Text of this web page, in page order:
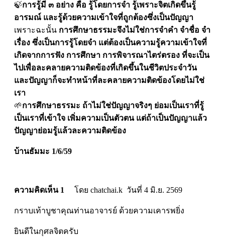
🍃การรู้มี ๓ อย่าง คือ รู้โดยการจำ รู้เพราะจิตเกิดขึ้นรู้
อารมณ์ และรู้ด้วยความเข้าใจที่ถูกต้องซึ่งเป็นปัญญา
เพราะฉะนั้น การศึกษาธรรมะจึงไม่ใช่การจำคำ จำชื่อ จำ
เรื่อง ซึ่งเป็นการรู้โดยจำ แต่ต้องเป็นความรู้ความเข้าใจที่
เกิดจากการฟัง การศึกษา การพิจารณาไตร่ตรอง ที่จะเป็น
ไปเพื่อละคลายความติดข้องที่เกิดขึ้นในชีวิตประจำวัน
และปัญญาก็จะทำหน้าที่ละคลายความติดข้องโดยไม่ใช่
เรา
🌱การศึกษาธรรมะ ถ้าไม่ใช่ปัญญาจริงๆ ย่อมเป็นเราที่รู้
เป็นเราที่เข้าใจ เพิ่มความเป็นตัวตน แต่ถ้าเป็นปัญญาแล้ว
ปัญญาย่อมรู้แล้วละความติดข้อง
บ้านธัมมะ 1/6/59
ความคิดเห็น 1 โดย chatchai.k วันที่ 4 มิ.ย. 2569
กราบเท้าบูชาคุณท่านอาจารย์ ด้วยความเคารพยิ่ง
ยินดีในกุศลจิตครับ